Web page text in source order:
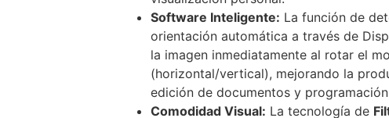
Software Inteligente: La función de
orientación automática a través de
la imagen inmediatamente al rotar el
(horizontal/vertical), mejorando la
edición de documentos y
Comodidad Visual: La tecnología de